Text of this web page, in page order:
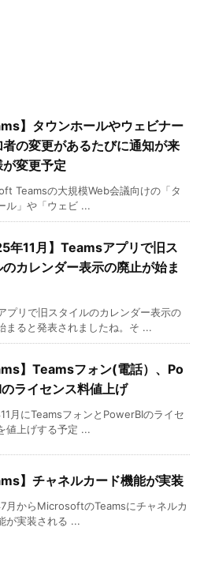
】タウンホールやウェビナー
の変更があるたびに通知が来
が変更予定
Teamsの大規模Web会議向けの「タ
ル」や「ウェビ ...
年11月】Teamsアプリで旧ス
のカレンダー表示の廃止が始ま
プリで旧スタイルのカレンダー表示の
まると発表されましたね。そ ...
】Teamsフォン(電話）、Po
ライセンス料値上げ
月にTeamsフォンとPowerBIのライセ
値上げする予定 ...
】チャネルカード機能が実装
月からMicrosoftのTeamsにチャネルカ
が実装される ...